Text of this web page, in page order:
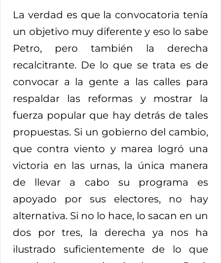
La verdad es que la convocatoria tenía
un objetivo muy diferente y eso lo sabe
Petro, pero también la derecha
recalcitrante. De lo que se trata es de
convocar a la gente a las calles para
respaldar las reformas y mostrar la
fuerza popular que hay detrás de tales
propuestas. Si un gobierno del cambio,
que contra viento y marea logró una
victoria en las urnas, la única manera
de llevar a cabo su programa es
apoyado por sus electores, no hay
alternativa. Si no lo hace, lo sacan en un
dos por tres, la derecha ya nos ha
ilustrado suficientemente de lo que